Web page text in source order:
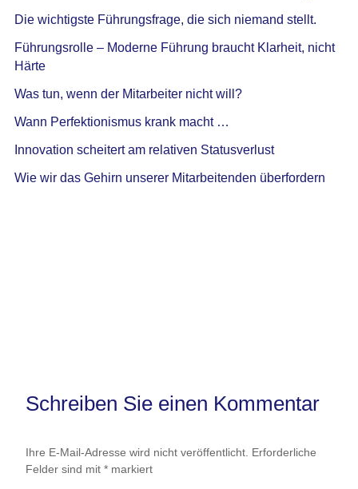
Die wichtigste Führungsfrage, die sich niemand stellt.
Führungsrolle – Moderne Führung braucht Klarheit, nicht
Härte
Was tun, wenn der Mitarbeiter nicht will?
Wann Perfektionismus krank macht …
Innovation scheitert am relativen Statusverlust
Wie wir das Gehirn unserer Mitarbeitenden überfordern
Schreiben Sie einen Kommentar
Ihre E-Mail-Adresse wird nicht veröffentlicht. Erforderliche
Felder sind mit *markiert